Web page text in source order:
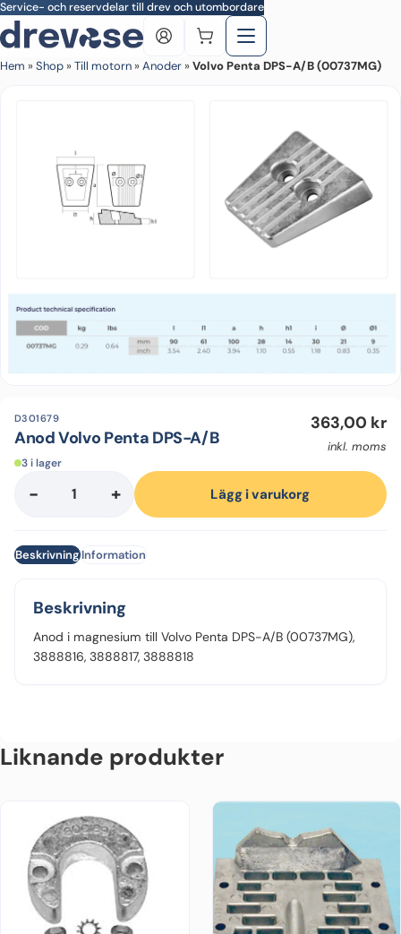
Skip to main content
Service- och reservdelar till drev och utombordare
Hem »Shop »Till motorn »Anoder »Volvo Penta DPS-A/B (00737MG)
D301679
Anod Volvo Penta DPS-A/B
363,00 kr
inkl. moms
3 i lager
-
Anod
DPS-
mängd
+ Lägg i varukorg
BeskrivningInformation
Beskrivning
Anod i magnesium till Volvo Penta DPS-A/B (00737MG),
3888816, 3888817, 3888818
Liknande produkter